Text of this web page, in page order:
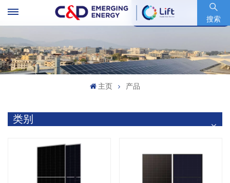
搜索
股票代码 : 600153.SH
主页 产品
类别